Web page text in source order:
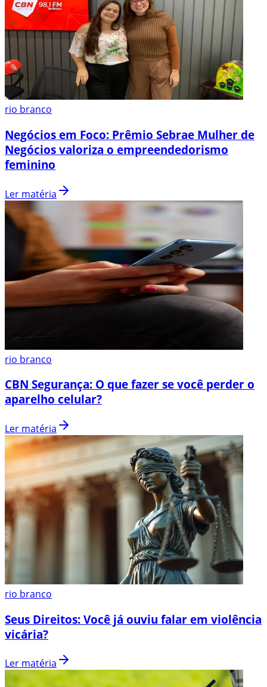
rio branco
Negócios em Foco: Prêmio Sebrae Mulher de
Negócios valoriza o empreendedorismo
feminino
Ler matéria
rio branco
CBN Segurança: O que fazer se você perder o
aparelho celular?
Ler matéria
rio branco
Seus Direitos: Você já ouviu falar em violência
vicária?
Ler matéria